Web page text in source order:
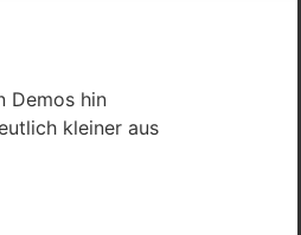
Demos hin
kleiner aus